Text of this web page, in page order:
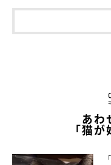
あわ
「猫